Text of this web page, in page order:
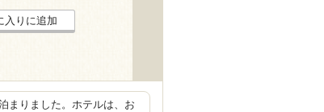
入りに追加
まりました。ホテルは、お